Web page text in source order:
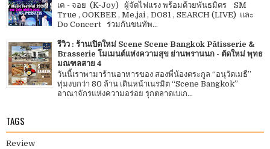
เค - จอย (K-Joy) ผู้จัดไฟแรง พร้อมด้วยพันธมิตร SM
True , OOKBEE , Me.jai , DO81 , SEARCH (LIVE) และ
Do Concert ร่วมกันขนทัพ...
รีวิว : ร้านเปิดใหม่ Scene Scene Bangkok Pâtisserie &
Brasserie โมเมนต์แห่งความสุข ย่านพรานนก - ตัดใหม่ พุทธ
มณฑลสาย 4
วันนี้เราพามาร้านอาหารของ สองพี่น้องตระกูล “อนุวัตเมธี”
ทุ่มงบกว่า 80 ล้าน เดินหน้าเนรมิต “Scene Bangkok”
อาณาจักรแห่งความอร่อย รุกตลาดเบเก...
TAGS
Review